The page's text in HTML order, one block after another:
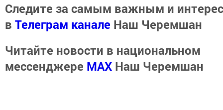
Следите за самым важным и
в Телеграм канале Наш Черемшан
Читайте новости в национальном
мессенджере MАХ Наш Черемшан